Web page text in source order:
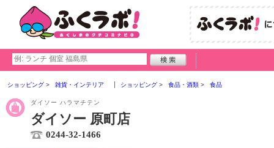
ショッピング 雑貨・インテリア ショッピング 食品・酒類 食品
ダイソー ハラマチテン
ダイソー 原町店
0244-32-1466